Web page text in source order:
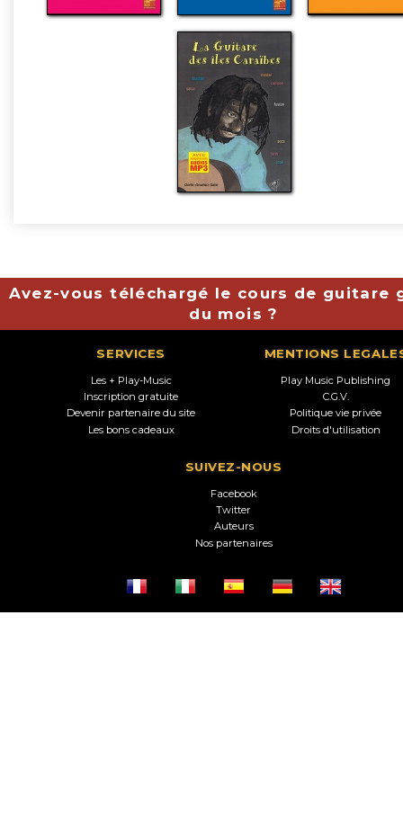
Avez-vous téléchargé le cours de guitare
du mois ?
SERVICES
Les + Play-Music
Inscription gratuite
Devenir partenaire du site
Les bons cadeaux
MENTIONS
Play Music Publishing
C.G.V.
Politique vie privée
Droits d'utilisation
SUIVEZ-NOUS
Facebook
Twitter
Auteurs
Nos partenaires